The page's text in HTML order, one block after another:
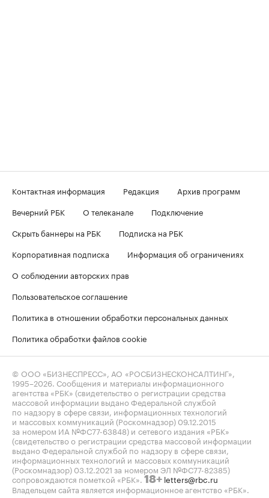
Контактная информация Редакция
Архив программ
Вечерний РБК
О телеканале
Подключение
Скрыть баннеры на РБК
Подписка на РБК
Корпоративная подписка
Информация об ограничениях
О соблюдении авторских прав
Пользовательское соглашение
Политика в отношении обработки персональных данных
Политика обработки файлов cookie
© ООО «БИЗНЕСПРЕСС», АО «РОСБИЗНЕСКОНСАЛТИНГ»,
1995–2026 . Сообщения и материалы информационного
агентства «РБК» (свидетельство о регистрации средства
массовой информации выдано Федеральной службой
по надзору в сфере связи, информационных технологий
и массовых коммуникаций (Роскомнадзор) 09.12.2015
за номером ИА №ФС77-63848) и сетевого издания «РБК»
(свидетельство о регистрации средства массовой информации
выдано Федеральной службой по надзору в сфере связи,
информационных технологий и массовых коммуникаций
(Роскомнадзор) 03.12.2021 за номером ЭЛ №ФС77-82385)
сопровождаются пометкой «РБК». 18+ letters@rbc.ru
Владельцем сайта является информационное агентство «РБК».